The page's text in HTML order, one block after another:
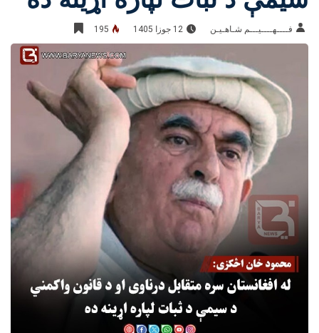
فــــهــــيـــم شـاهـیـن‎‎ 12 جوزا 1405 195